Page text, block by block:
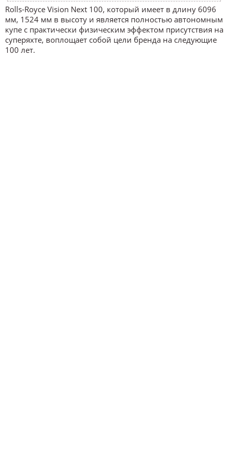
Rolls-Royce Vision Next 100, который имеет в длину 6096
мм, 1524 мм в высоту и является полностью автономным
купе с практически физическим эффектом присутствия на
суперяхте, воплощает собой цели бренда на следующие
100 лет.